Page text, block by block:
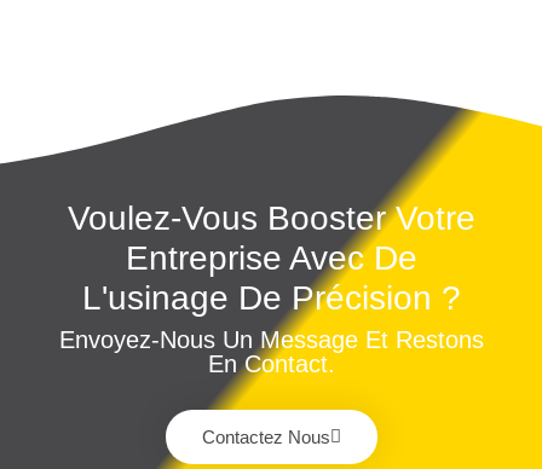
Voulez-Vous Booster Votre
Entreprise Avec De
L'usinage De Précision ?
Envoyez-Nous Un Message Et Restons
En Contact.
Contactez Nous